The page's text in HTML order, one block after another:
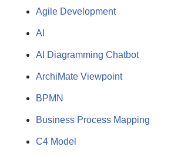
Agile Development
AI
AI Diagramming Chatbot
ArchiMate Viewpoint
BPMN
Business Process Mapping
C4 Model